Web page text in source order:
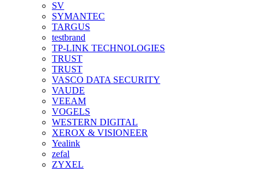
SV
SYMANTEC
TARGUS
testbrand
TP-LINK TECHNOLOGIES
TRUST
TRUST
VASCO DATA SECURITY
VAUDE
VEEAM
VOGELS
WESTERN DIGITAL
XEROX & VISIONEER
Yealink
zefal
ZYXEL